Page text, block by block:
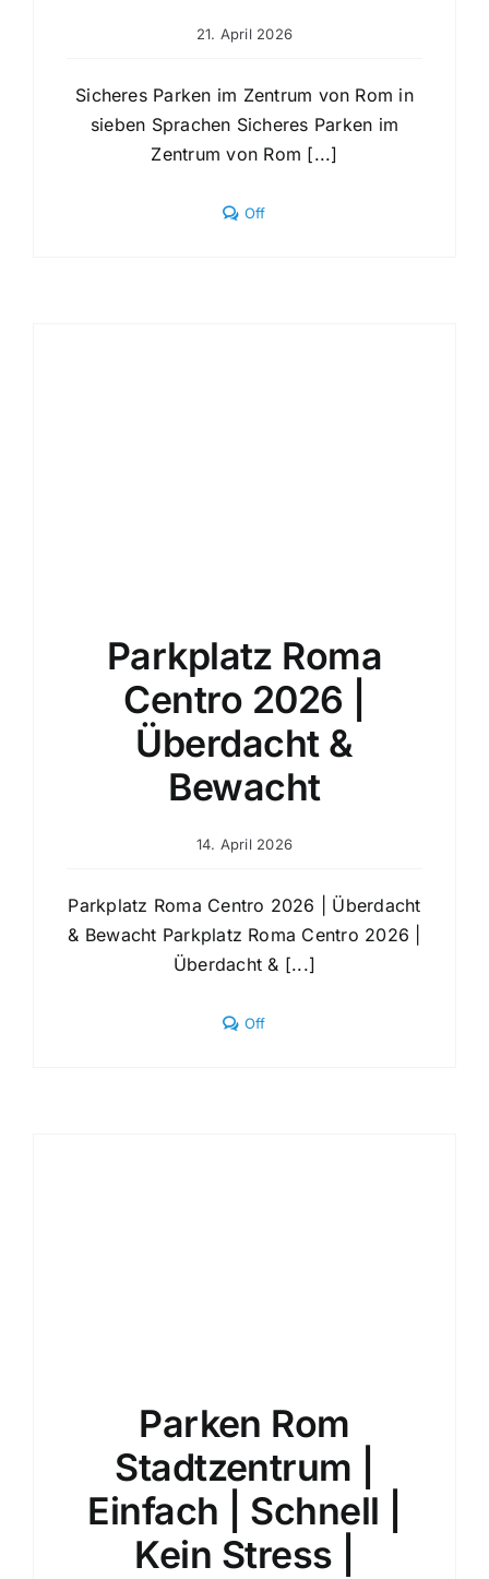
21. April 2026
Sicheres Parken im Zentrum von Rom in
sieben Sprachen Sicheres Parken im
Zentrum von Rom [...]
OffComments
Parkplatz Roma
Centro 2026 |
Überdacht &
Bewacht
14. April 2026
Parkplatz Roma Centro 2026 | Überdacht
& Bewacht Parkplatz Roma Centro 2026 |
Überdacht & [...]
OffComments
Parken Rom
Stadtzentrum |
Einfach | Schnell |
Kein Stress |